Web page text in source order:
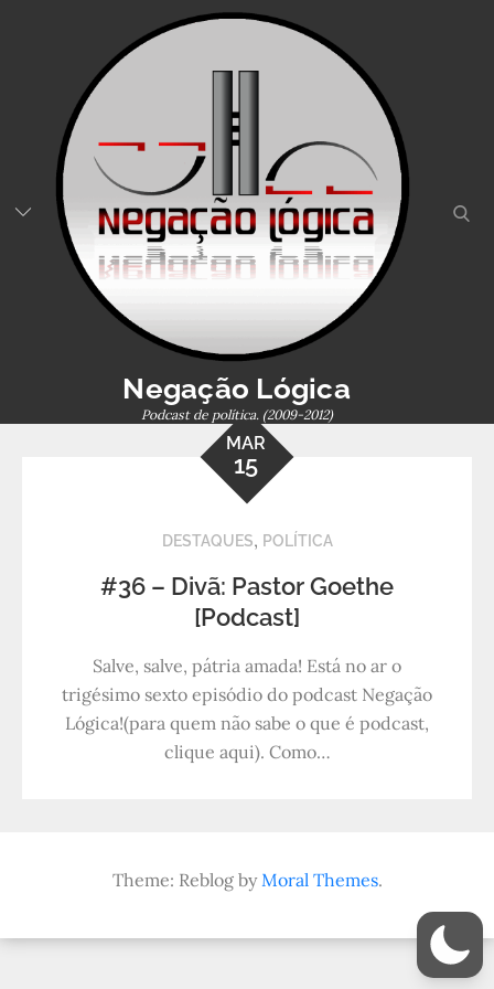
Negação Lógica
Podcast de política. (2009-2012)
MAR
15
DESTAQUES, POLÍTICA
#36 – Divã: Pastor Goethe
[Podcast]
Salve, salve, pátria amada! Está no ar o
trigésimo sexto episódio do podcast Negação
Lógica!(para quem não sabe o que é podcast,
clique aqui). Como…
Theme: Reblog by Moral Themes.